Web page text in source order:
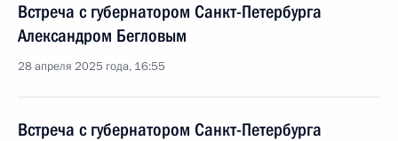
Встреча с губернатором Санкт-Петербурга
Александром Бегловым
28 апреля 2025 года, 16:55
Встреча с губернатором Санкт-Петербурга